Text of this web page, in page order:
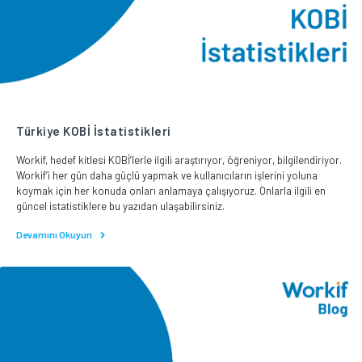
Türkiye KOBİ İstatistikleri
Workif, hedef kitlesi KOBİ’lerle ilgili araştırıyor, öğreniyor, bilgilendiriyor.
Workif’i her gün daha güçlü yapmak ve kullanıcıların işlerini yoluna
koymak için her konuda onları anlamaya çalışıyoruz. Onlarla ilgili en
güncel istatistiklere bu yazıdan ulaşabilirsiniz.
Devamını Okuyun